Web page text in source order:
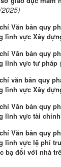
Văn bản quy
lĩnh vực Xây
Văn bản quy
lĩnh vực tư pháp
văn bản quy
lĩnh vực Xây
Văn bản quy
lĩnh vực tài
Văn bản quy
lĩnh vực lệ phí
bạ đối với nhà